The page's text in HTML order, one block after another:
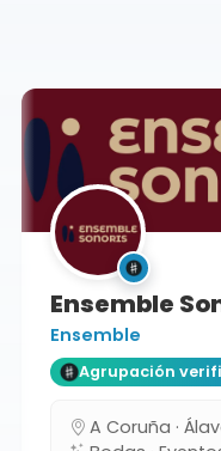
Ensemble
Ensemble
Agrupación
A Coruña ·